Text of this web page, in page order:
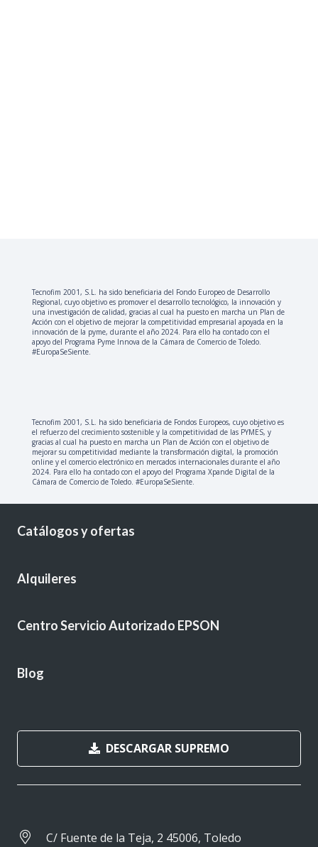
Tecnofim 2001, S.L. ha sido beneficiaria del Fondo Europeo de Desarrollo
Regional, cuyo objetivo es promover el desarrollo tecnológico, la innovación y
una investigación de calidad, gracias al cual ha puesto en marcha un Plan de
Acción con el objetivo de mejorar la competitividad empresarial apoyada en la
innovación de la pyme, durante el año 2024. Para ello ha contado con el
apoyo del Programa Pyme Innova de la Cámara de Comercio de Toledo.
#EuropaSeSiente.
Tecnofim 2001, S.L. ha sido beneficiaria de Fondos Europeos, cuyo objetivo es
el refuerzo del crecimiento sostenible y la competitividad de las PYMES, y
gracias al cual ha puesto en marcha un Plan de Acción con el objetivo de
mejorar su competitividad mediante la transformación digital, la promoción
online y el comercio electrónico en mercados internacionales durante el año
2024. Para ello ha contado con el apoyo del Programa Xpande Digital de la
Cámara de Comercio de Toledo. #EuropaSeSiente.
Catálogos y ofertas
Alquileres
Centro Servicio Autorizado EPSON
Blog
DESCARGAR SUPREMO
C/ Fuente de la Teja, 2 45006, Toledo